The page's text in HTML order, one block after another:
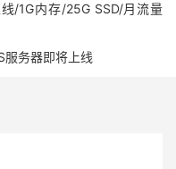
/1G内存/25G SSD/月流量
服务器即将上线